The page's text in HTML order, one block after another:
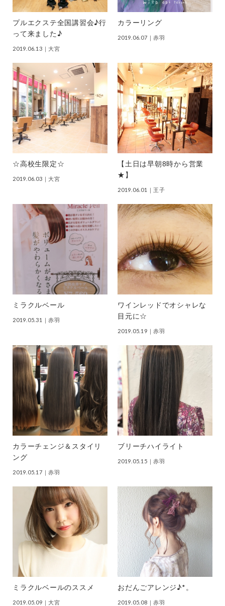
プルエクステ全国講習会♪行
って来ました♪
2019.06.13 ｜大宮
カラーリング
2019.06.07 ｜赤羽
☆高校生限定☆
2019.06.03 ｜大宮
【土日は早朝8時から営業
★】
2019.06.01 ｜王子
ミラクルベール
2019.05.31 ｜赤羽
ワインレッドでオシャレな
目元に☆
2019.05.19 ｜赤羽
カラーチェンジ＆スタイリ
ング
2019.05.17 ｜赤羽
ブリーチハイライト
2019.05.15 ｜赤羽
ミラクルベールのススメ
2019.05.09 ｜大宮
おだんごアレンジ♪*。
2019.05.08 ｜赤羽